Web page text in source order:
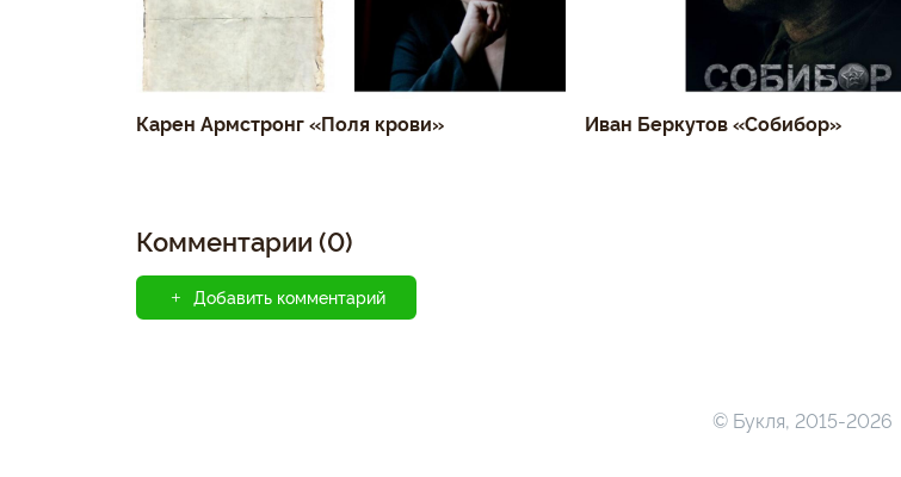
Карен Армстронг «Поля крови» Иван Беркутов «Собибор»
Комментарии (0)
Добавить комментарий
© Букля, 2015-2026